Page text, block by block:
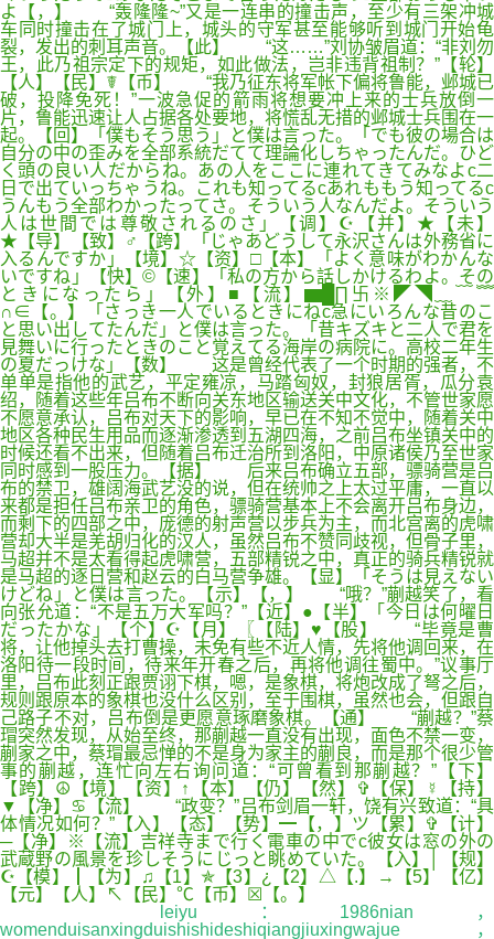
よ【，】 “轰隆隆~”又是一连串的撞击声，至少有三架冲城
车同时撞击在了城门上，城头的守军甚至能够听到城门开始龟
裂，发出的刺耳声音。【此】 “这……”刘协皱眉道：“非刘勿
王，此乃祖宗定下的规矩，如此做法，岂非违背祖制？”【轮】
【人】【民】☤【币】 “我乃征东将军帐下偏将鲁能，邺城已
破，投降免死！”一波急促的箭雨将想要冲上来的士兵放倒一
片，鲁能迅速让人占据各处要地，将慌乱无措的邺城士兵围在一
起。【回】「僕もそう思う」と僕は言った。「でも彼の場合は
自分の中の歪みを全部系統だてて理論化しちゃったんだ。ひど
く頭の良い人だからね。あの人をここに連れてきてみなよc二
日で出ていっちゃうね。これも知ってるcあれももう知ってるc
うんもう全部わかったってさ。そういう人なんだよ。そういう
人は世間では尊敬されるのさ」【调】☪【并】★【未】
★【导】【致】♂【跨】「じゃあどうして永沢さんは外務省に
入るんですか」【境】☆【资】□【本】「よく意味がわかんな
いですね」【快】©【速】「私の方から話しかけるわよ。その
ときになったら」【外】■【流】▆█∏卐※◤◥﹏﹋﹌
∩∈【。】「さっき一人でいるときにねc急にいろんな昔のこ
と思い出してたんだ」と僕は言った。「昔キズキと二人で君を
見舞いに行ったときのこと覚えてる海岸の病院に。高校二年生
の夏だっけな」【数】 这是曾经代表了一个时期的强者，不
单单是指他的武艺，平定雍凉，马踏匈奴，封狼居胥，瓜分袁
绍，随着这些年吕布不断向关东地区输送关中文化，不管世家愿
不愿意承认，吕布对天下的影响，早已在不知不觉中，随着关中
地区各种民生用品而逐渐渗透到五湖四海，之前吕布坐镇关中的
时候还看不出来，但随着吕布迁治所到洛阳，中原诸侯乃至世家
同时感到一股压力。【据】 后来吕布确立五部，骠骑营是吕
布的禁卫，雄阔海武艺没的说，但在统帅之上太过平庸，一直以
来都是担任吕布亲卫的角色，骠骑营基本上不会离开吕布身边，
而剩下的四部之中，庞德的射声营以步兵为主，而北宫离的虎啸
营却大半是羌胡归化的汉人，虽然吕布不赞同歧视，但骨子里，
马超并不是太看得起虎啸营，五部精锐之中，真正的骑兵精锐就
是马超的逐日营和赵云的白马营争雄。【显】「そうは見えない
けどね」と僕は言った。【示】【，】 “哦？”蒯越笑了，看
向张允道：“不是五万大军吗？”【近】●【半】「今日は何曜日
だったかな」【个】☪【月】〖【陆】♥【股】 “毕竟是曹
将，让他掉头去打曹操，未免有些不近人情，先将他调回来，在
洛阳待一段时间，待来年开春之后，再将他调往蜀中。”议事厅
里，吕布此刻正跟贾诩下棋，嗯，是象棋，将炮改成了弩之后，
规则跟原本的象棋也没什么区别，至于围棋，虽然也会，但跟自
己路子不对，吕布倒是更愿意琢磨象棋。【通】 “蒯越？”蔡
瑁突然发现，从始至终，那蒯越一直没有出现，面色不禁一变，
蒯家之中，蔡瑁最忌惮的不是身为家主的蒯良，而是那个很少管
事的蒯越，连忙向左右询问道：“可曾看到那蒯越？”【下】
【跨】☮【境】【资】↑【本】【仍】【然】✞【保】☿【持】
▼【净】♋【流】 “政变？”吕布剑眉一轩，饶有兴致道：“具
体情况如何？”【入】【态】【势】━【，】ツ【累】✞【计】
─【净】※【流】吉祥寺まで行く電車の中でc彼女は窓の外の
武蔵野の風景を珍しそうにじっと眺めていた。【入】│【规】
☪【模】┃【为】♫【1】✯【3】¿【2】△【.】→【5】【亿】
【元】【人】↖【民】℃【币】☒【。】
leiyu： 1986nian，
womenduisanxingduishishideshiqiangjiuxingwajue，